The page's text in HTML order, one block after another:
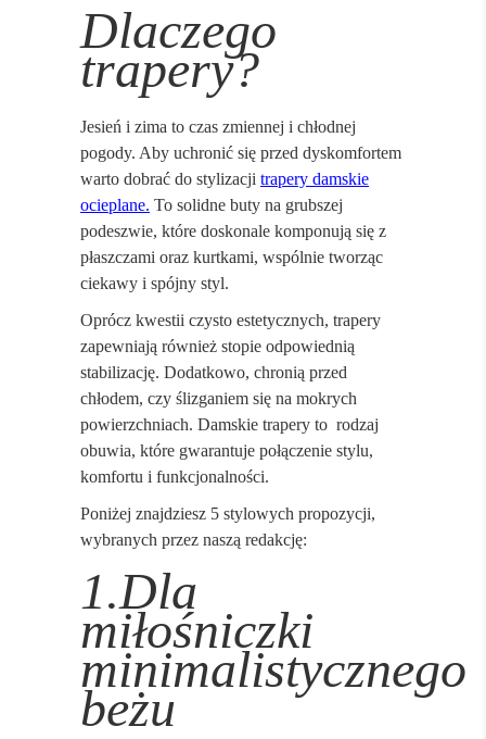
Dlaczego
trapery?
Jesień i zima to czas zmiennej i chłodnej
pogody. Aby uchronić się przed dyskomfortem
warto dobrać do stylizacji trapery damskie
ocieplane. To solidne buty na grubszej
podeszwie, które doskonale komponują się z
płaszczami oraz kurtkami, wspólnie tworząc
ciekawy i spójny styl.
Oprócz kwestii czysto estetycznych, trapery
zapewniają również stopie odpowiednią
stabilizację. Dodatkowo, chronią przed
chłodem, czy ślizganiem się na mokrych
powierzchniach. Damskie trapery to rodzaj
obuwia, które gwarantuje połączenie stylu,
komfortu i funkcjonalności.
Poniżej znajdziesz 5 stylowych propozycji,
wybranych przez naszą redakcję:
1.Dla
miłośniczki
minimalistycznego
beżu